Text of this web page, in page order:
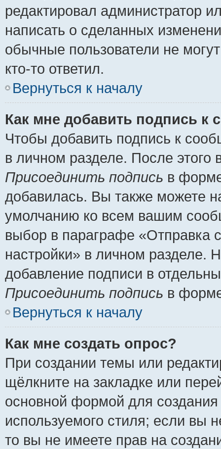
редактировал администратор
написать о сделанных
обычные пользователи не
кто-то ответил.
Вернуться к началу
Как мне добавить подпись к
Чтобы добавить подпись к
в личном разделе. После
Присоединить подпись в
добавилась. Вы также можете
умолчанию ко всем вашим
выбор в параграфе «Отправка
настройки» в личном разделе.
добавление подписи в
Присоединить подпись в
Вернуться к началу
Как мне создать опрос?
При создании темы или
щёлкните на закладке или
основной формой для
используемого стиля; если вы
то вы не имеете прав на